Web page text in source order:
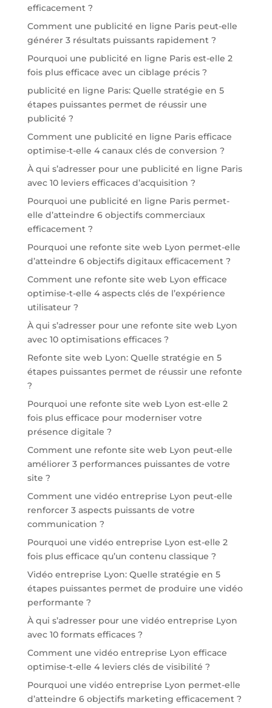
efficacement ?
Comment une publicité en ligne Paris peut-elle
générer 3 résultats puissants rapidement ?
Pourquoi une publicité en ligne Paris est-elle 2
fois plus efficace avec un ciblage précis ?
publicité en ligne Paris: Quelle stratégie en 5
étapes puissantes permet de réussir une
publicité ?
Comment une publicité en ligne Paris efficace
optimise-t-elle 4 canaux clés de conversion ?
À qui s’adresser pour une publicité en ligne Paris
avec 10 leviers efficaces d’acquisition ?
Pourquoi une publicité en ligne Paris permet-
elle d’atteindre 6 objectifs commerciaux
efficacement ?
Pourquoi une refonte site web Lyon permet-elle
d’atteindre 6 objectifs digitaux efficacement ?
Comment une refonte site web Lyon efficace
optimise-t-elle 4 aspects clés de l’expérience
utilisateur ?
À qui s’adresser pour une refonte site web Lyon
avec 10 optimisations efficaces ?
Refonte site web Lyon: Quelle stratégie en 5
étapes puissantes permet de réussir une refonte
?
Pourquoi une refonte site web Lyon est-elle 2
fois plus efficace pour moderniser votre
présence digitale ?
Comment une refonte site web Lyon peut-elle
améliorer 3 performances puissantes de votre
site ?
Comment une vidéo entreprise Lyon peut-elle
renforcer 3 aspects puissants de votre
communication ?
Pourquoi une vidéo entreprise Lyon est-elle 2
fois plus efficace qu’un contenu classique ?
Vidéo entreprise Lyon: Quelle stratégie en 5
étapes puissantes permet de produire une vidéo
performante ?
À qui s’adresser pour une vidéo entreprise Lyon
avec 10 formats efficaces ?
Comment une vidéo entreprise Lyon efficace
optimise-t-elle 4 leviers clés de visibilité ?
Pourquoi une vidéo entreprise Lyon permet-elle
d’atteindre 6 objectifs marketing efficacement ?